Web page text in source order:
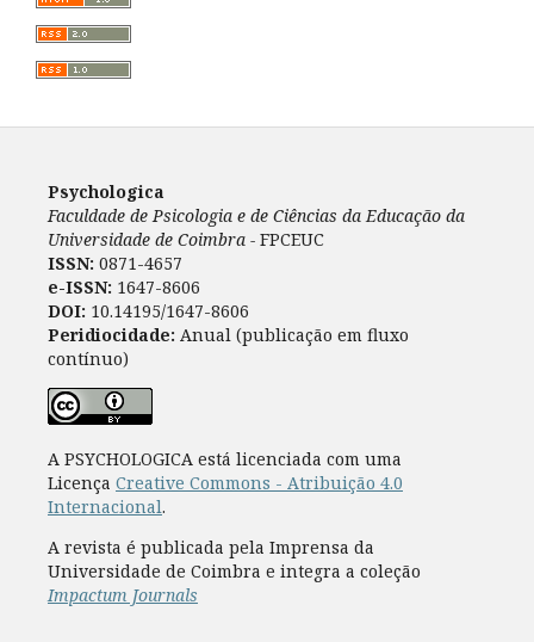
Psychologica
Faculdade de Psicologia e de Ciências da Educação da
Universidade de Coimbra - FPCEUC
ISSN: 0871-4657
e-ISSN: 1647-8606
DOI: 10.14195/1647-8606
Peridiocidade: Anual (publicação em fluxo
contínuo)
A PSYCHOLOGICA está licenciada com uma
Licença Creative Commons - Atribuição 4.0
Internacional.
A revista é publicada pela Imprensa da
Universidade de Coimbra e integra a coleção
Impactum Journals